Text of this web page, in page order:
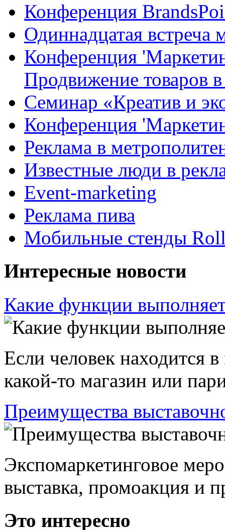
Конференция
Одиннадцатая
Конференция
Продвижение товаров
Семинар «Креатив и
Конференция
Реклама в
Известные люди в
Event-marketing
Реклама пива
Мобильные стенды
Интересные новости
Какие функции
Если человек находится
какой-то магазин или
Преимущества
Экспомаркетинговое
выставка, промоакция и
Это интересно